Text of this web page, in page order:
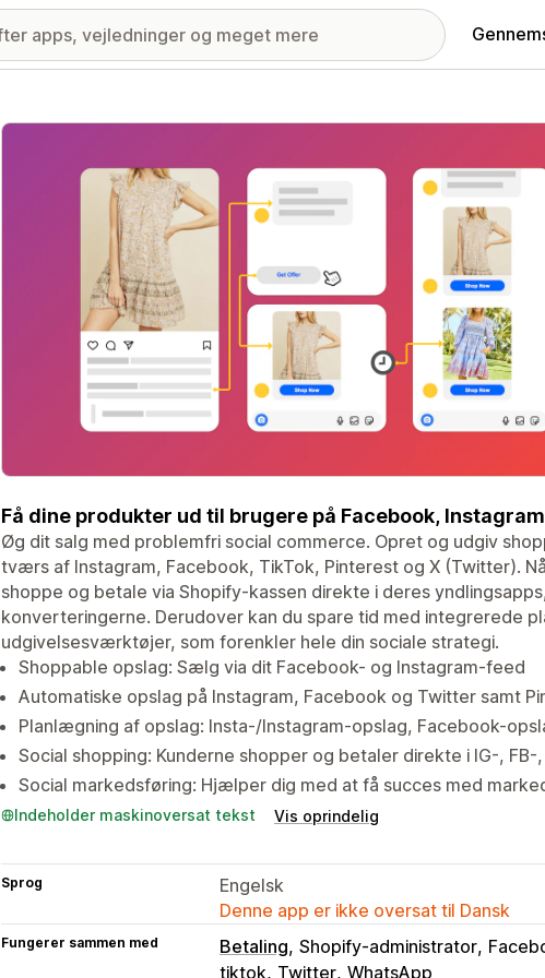
Galleri med udvalgte billeder
Få dine produkter ud til brugere på Facebook,
Øg dit salg med problemfri social commerce. Opret og udgiv
tværs af Instagram, Facebook, TikTok, Pinterest og X (Twitter).
shoppe og betale via Shopify-kassen direkte i deres
konverteringerne. Derudover kan du spare tid med integrerede
udgivelsesværktøjer, som forenkler hele din sociale strategi.
Shoppable opslag: Sælg via dit Facebook- og Instagram-feed
Automatiske opslag på Instagram, Facebook og Twitter samt
Planlægning af opslag: Insta-/Instagram-opslag, Facebook-
Social shopping: Kunderne shopper og betaler direkte i IG-,
Social markedsføring: Hjælper dig med at få succes med
Indeholder maskinoversat tekst Vis oprindelig
Sprog
Engelsk
Denne app er ikke oversat til Dansk
Fungerer sammen med Betaling Shopify-administrator
tiktok Twitter WhatsApp